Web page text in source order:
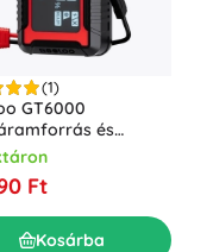
(1)
GT6000
és
6000 A 27000
Ft
Kosárba